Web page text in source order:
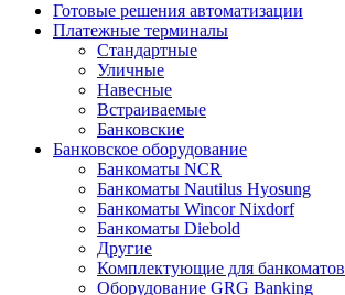
Готовые решения автоматизации
Платежные терминалы
Стандартные
Уличные
Навесные
Встраиваемые
Банковские
Банковское оборудование
Банкоматы NCR
Банкоматы Nautilus Hyosung
Банкоматы Wincor Nixdorf
Банкоматы Diebold
Другие
Комплектующие для банкоматов
Оборудование GRG Banking